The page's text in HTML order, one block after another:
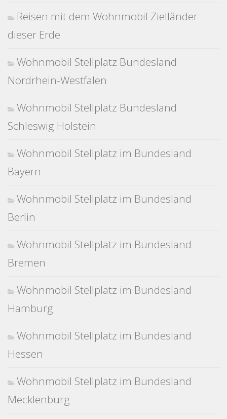
Reisen mit dem Wohnmobil Zielländer
dieser Erde
Wohnmobil Stellplatz Bundesland
Nordrhein-Westfalen
Wohnmobil Stellplatz Bundesland
Schleswig Holstein
Wohnmobil Stellplatz im Bundesland
Bayern
Wohnmobil Stellplatz im Bundesland
Berlin
Wohnmobil Stellplatz im Bundesland
Bremen
Wohnmobil Stellplatz im Bundesland
Hamburg
Wohnmobil Stellplatz im Bundesland
Hessen
Wohnmobil Stellplatz im Bundesland
Mecklenburg